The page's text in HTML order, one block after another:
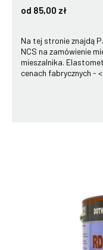
od 85,00 zł
Na tej stronie znajdą
NCS na zamówienie
mieszalnika.
cenach fabrycznych -